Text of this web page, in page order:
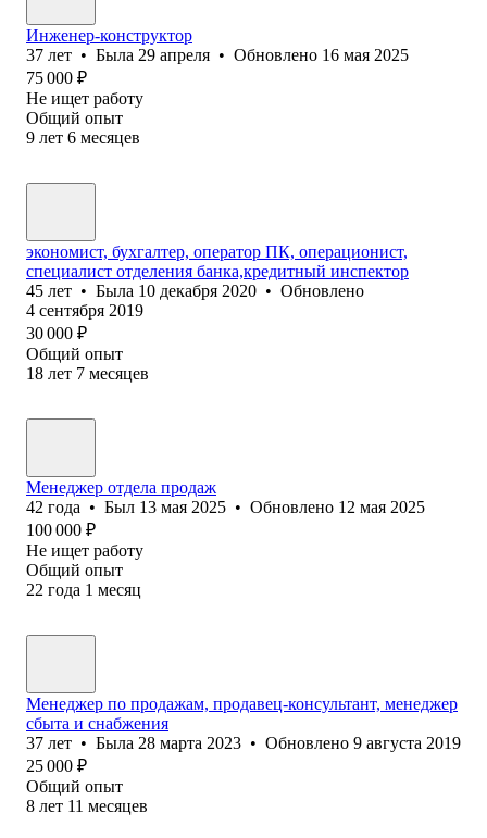
Инженер-конструктор
37 лет • Была 29 апреля • Обновлено 16 мая 2025
75 000 ₽
Не ищет работу
Общий опыт
9 лет 6 месяцев
экономист, бухгалтер, оператор ПК, операционист,
специалист отделения банка,кредитный инспектор
45 лет • Была 10 декабря 2020 • Обновлено
4 сентября 2019
30 000 ₽
Общий опыт
18 лет 7 месяцев
Менеджер отдела продаж
42 года • Был 13 мая 2025 • Обновлено 12 мая 2025
100 000 ₽
Не ищет работу
Общий опыт
22 года 1 месяц
Менеджер по продажам, продавец-консультант, менеджер
сбыта и снабжения
37 лет • Была 28 марта 2023 • Обновлено 9 августа 2019
25 000 ₽
Общий опыт
8 лет 11 месяцев